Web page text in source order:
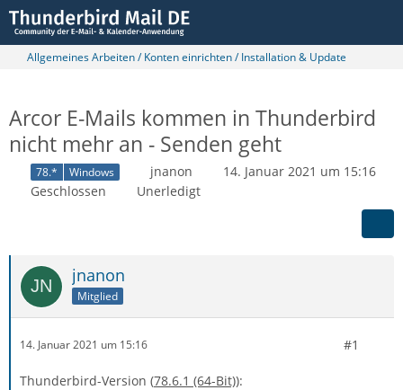
Allgemeines Arbeiten / Konten einrichten / Installation & Update
Arcor E-Mails kommen in Thunderbird
nicht mehr an - Senden geht
78.* Windows jnanon
14. Januar 2021 um 15:16
Geschlossen
Unerledigt
jnanon
Mitglied
14. Januar 2021 um 15:16 #1
Thunderbird-Version (78.6.1 (64-Bit)):